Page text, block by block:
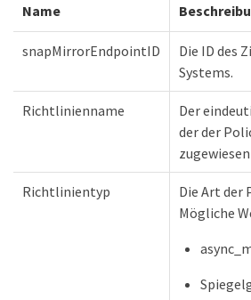
Name
snapMirrorEndpointID
Die ID des
Systems.
Richtlinienname
Der
der der
Richtlinientyp
Die Art der
Mögliche